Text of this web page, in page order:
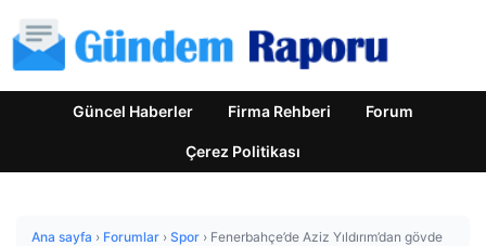
Güncel Haberler Firma Rehberi Forum
Çerez Politikası
Ana sayfa › Forumlar › Spor › Fenerbahçe’de Aziz Yıldırım’dan gövde